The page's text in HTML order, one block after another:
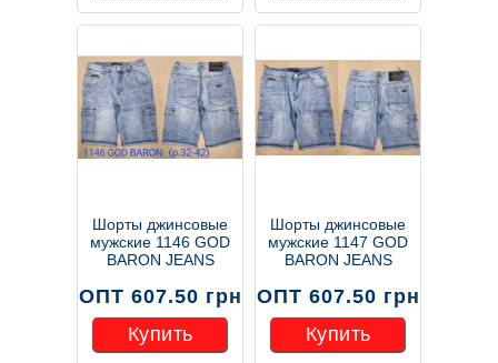
Купить Купить
Шорты джинсовые
мужские 1146 GOD
BARON JEANS
ОПТ 607.50 грн
Купить
Шорты джинсовые
мужские 1147 GOD
BARON JEANS
ОПТ 607.50 грн
Купить